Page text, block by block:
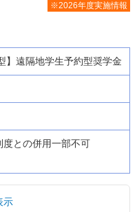
※2026年度実施情報
】遠隔地学生予約型奨学金
との併用一部不可
示